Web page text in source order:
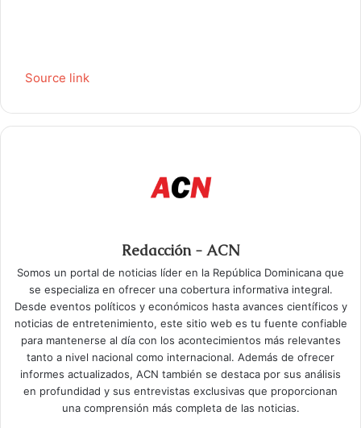
Source link
Redacción - ACN
Somos un portal de noticias líder en la República Dominicana que
se especializa en ofrecer una cobertura informativa integral.
Desde eventos políticos y económicos hasta avances científicos y
noticias de entretenimiento, este sitio web es tu fuente confiable
para mantenerse al día con los acontecimientos más relevantes
tanto a nivel nacional como internacional. Además de ofrecer
informes actualizados, ACN también se destaca por sus análisis
en profundidad y sus entrevistas exclusivas que proporcionan
una comprensión más completa de las noticias.